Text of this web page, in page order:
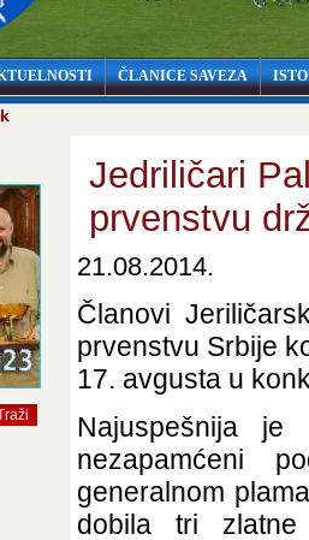
ČLANICE SAVEZA
Jedriličari
prvenstvu
21.08.2014.
Članovi
prvenstvu Srbije
17. avgusta u
Najuspešnija
nezapamćeni
generalnom
dobila tri zlatne